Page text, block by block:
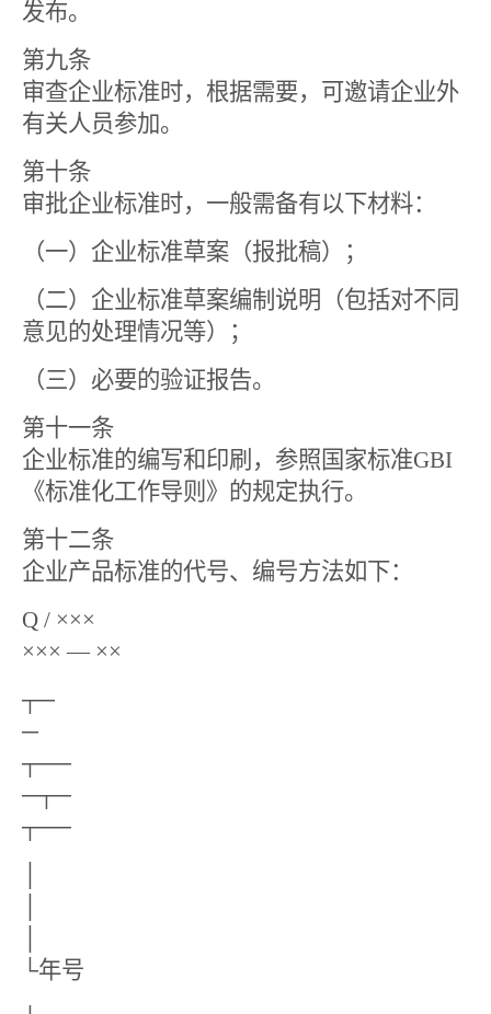
发布。
第九条
审查企业标准时，根据需要，可邀请企业外
有关人员参加。
第十条
审批企业标准时，一般需备有以下材料：
（一）企业标准草案（报批稿）；
（二）企业标准草案编制说明（包括对不同
意见的处理情况等）；
（三）必要的验证报告。
第十一条
企业标准的编写和印刷，参照国家标准GBI
《标准化工作导则》的规定执行。
第十二条
企业产品标准的代号、编号方法如下：
Q / ×××
××× — ××
┬─
─
┬──
─┬─
┬──
└年号